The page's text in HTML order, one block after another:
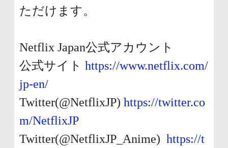
ただけます。
Netflix Japan公式アカウント
公式サイト https://www.netflix.com/
jp-en/
Twitter(@NetflixJP) https://twitter.co
m/NetflixJP
Twitter(@NetflixJP_Anime) https://t